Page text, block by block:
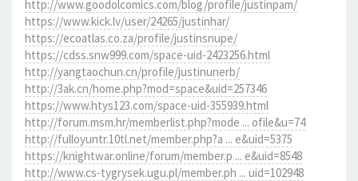
http://www.goodolcomics.com/blog/profile/justinpam/
https://www.kick.lv/user/24265/justinhar/
https://ecoatlas.co.za/profile/justinsnupe/
https://cdss.snw999.com/space-uid-2423256.html
http://yangtaochun.cn/profile/justinunerb/
http://3ak.cn/home.php?mod=space&uid=257346
https://www.htys123.com/space-uid-355939.html
http://forum.msm.hr/memberlist.php?mode ... ofile&u=74
http://fulloyuntr.10tl.net/member.php?a ... e&uid=5375
https://knightwar.online/forum/member.p ... e&uid=8548
http://www.cs-tygrysek.ugu.pl/member.ph ... uid=102948